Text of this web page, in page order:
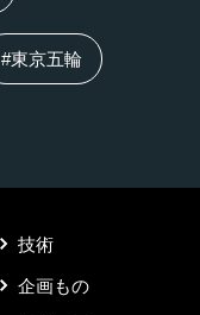
#東京五輪
技術
企画もの